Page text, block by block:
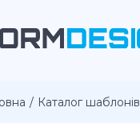
Каталог шаблонів